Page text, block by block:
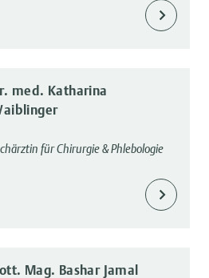
med. Katharina
für Chirurgie & Phlebologie
Mag. Bashar Jamal